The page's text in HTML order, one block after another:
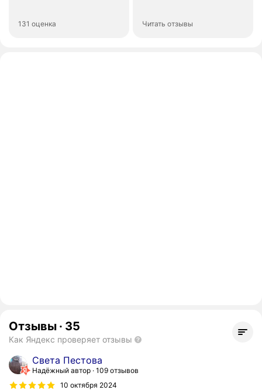
131 оценка Читать отзывы
Отзывы · 35
Как Яндекс проверяет отзывы
Света Пестова
Надёжный автор 109 отзывов
10 октября 2024